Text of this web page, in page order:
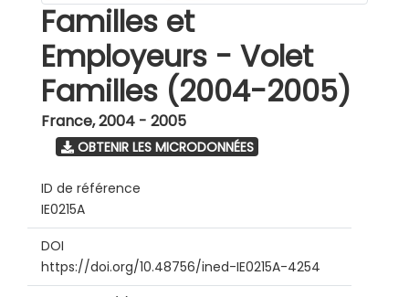
Familles et
Employeurs - Volet
Familles (2004-2005)
France,2004 - 2005
OBTENIR LES MICRODONNÉES
ID de référence
IE0215A
DOI
https://doi.org/10.48756/ined-IE0215A-4254